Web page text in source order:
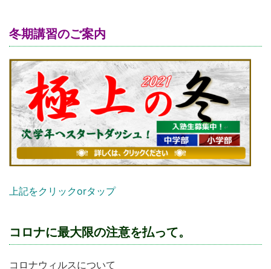
冬期講習のご案内
上記をクリックorタップ
コロナに最大限の注意を払って。
コロナウィルスについて